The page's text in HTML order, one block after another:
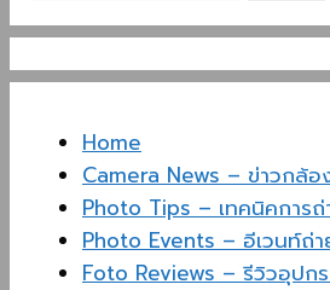
Home
Camera News – ข่าวกล้อ
Photo Tips – เทคนิคการ
Photo Events – อีเวนท์ถ่
Foto Reviews – รีวิวอุป